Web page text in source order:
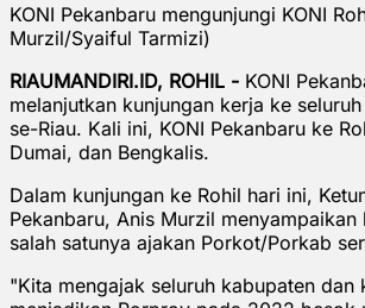
KONI Pekanbaru mengunjungi KONI
Murzil/Syaiful Tarmizi)
RIAUMANDIRI.ID, ROHIL - KONI
melanjutkan kunjungan kerja ke
se-Riau. Kali ini, KONI Pekanbaru ke
Dumai, dan Bengkalis.
Dalam kunjungan ke Rohil hari ini,
Pekanbaru, Anis Murzil menyampaikan
salah satunya ajakan Porkot/Porkab
"Kita mengajak seluruh kabupaten dan